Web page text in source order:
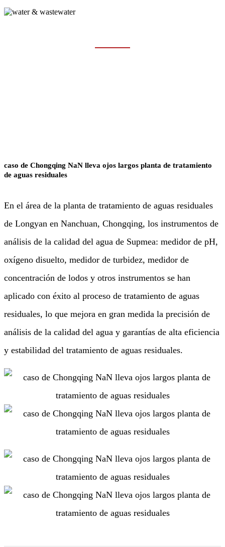
caso de Chongqing NaN lleva ojos largos planta de tratamiento
de aguas residuales
En el área de la planta de tratamiento de aguas residuales
de Longyan en Nanchuan, Chongqing, los instrumentos de
análisis de la calidad del agua de Supmea: medidor de pH,
oxígeno disuelto, medidor de turbidez, medidor de
concentración de lodos y otros instrumentos se han
aplicado con éxito al proceso de tratamiento de aguas
residuales, lo que mejora en gran medida la precisión de
análisis de la calidad del agua y garantías de alta eficiencia
y estabilidad del tratamiento de aguas residuales.